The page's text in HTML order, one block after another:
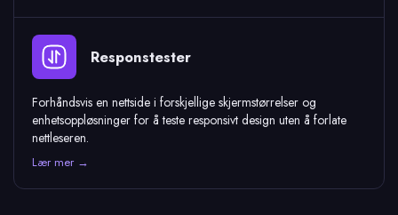
Responstester
Forhåndsvis en nettside i forskjellige skjermstørrelser og
enhetsoppløsninger for å teste responsivt design uten å forlate
nettleseren.
Lær mer →